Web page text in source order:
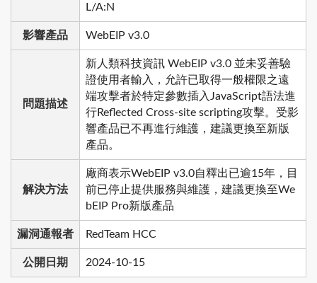
L/A:N
影響產品 WebEIP v3.0
問題描述
新人類科技資訊 WebEIP v3.0 並未妥善驗
證使用者輸入，允許已取得一般權限之遠
端攻擊者於特定參數插入JavaScript語法進
行Reflected Cross-site scripting攻擊。受影
響產品已不再進行維護，建議更換至新版
產品。
解決方法
廠商表示WebEIP v3.0自釋出已逾15年，目
前已停止提供服務與維護，建議更換至We
bEIP Pro新版產品
漏洞通報者 RedTeam HCC
公開日期 2024-10-15